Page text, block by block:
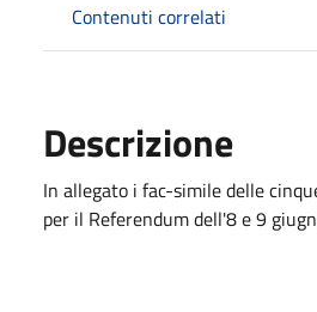
Contenuti correlati
Descrizione
In allegato i fac-simile delle
per il Referendum dell'8 e 9